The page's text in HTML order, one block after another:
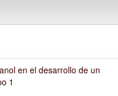
en el desarrollo de un
1